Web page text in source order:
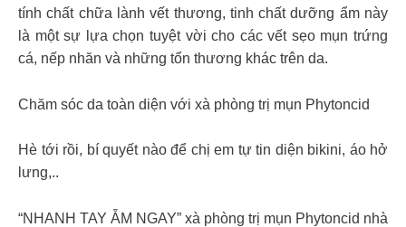
tính chất chữa lành vết thương, tinh chất dưỡng ẩm này
là một sự lựa chọn tuyệt vời cho các vết sẹo mụn trứng
cá, nếp nhăn và những tổn thương khác trên da.
Chăm sóc da toàn diện với xà phòng trị mụn Phytoncid
Hè tới rồi, bí quyết nào để chị em tự tin diện bikini, áo hở
lưng,..
“NHANH TAY ẴM NGAY” xà phòng trị mụn Phytoncid nhà